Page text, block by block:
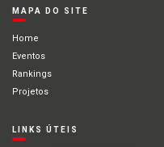
MAPA DO SITE
Home
Eventos
Rankings
Projetos
LINKS ÚTEIS